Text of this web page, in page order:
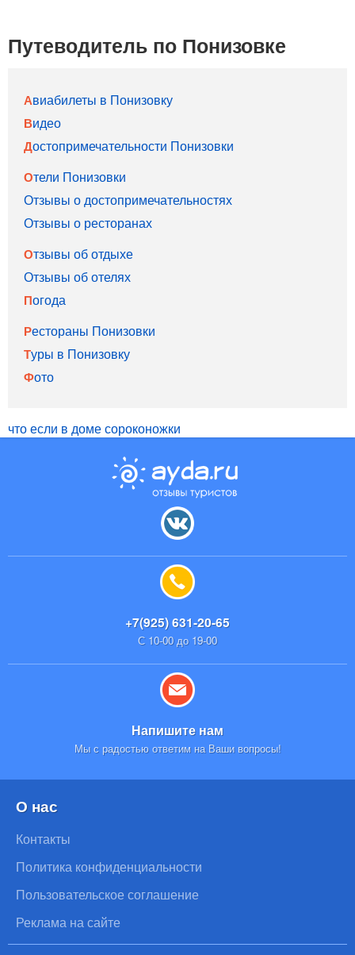
Путеводитель по Понизовке
Авиабилеты в Понизовку
Видео
Достопримечательности Понизовки
Отели Понизовки
Отзывы о достопримечательностях
Отзывы о ресторанах
Отзывы об отдыхе
Отзывы об отелях
Погода
Рестораны Понизовки
Туры в Понизовку
Фото
что если в доме сороконожки
+7(925) 631-20-65
С 10-00 до 19-00
Напишите нам
Мы с радостью ответим на Ваши вопросы!
О нас
Контакты
Политика конфиденциальности
Пользовательское соглашение
Реклама на сайте